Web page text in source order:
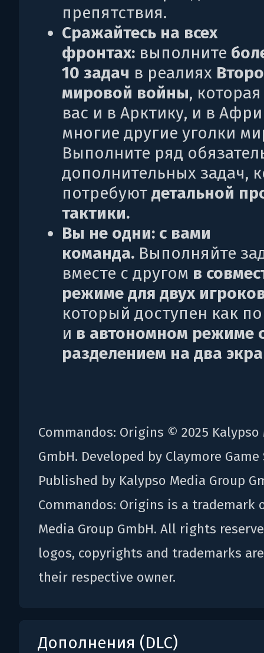
препятствия.
Сражайтесь на всех
фронтах: выполните
10 задач в реалиях
мировой войны,
вас и в Арктику, и в
многие другие уголки
Выполните ряд
дополнительных задач,
потребуют детальной
тактики.
Вы не одни: с вами
команда. Выполняйте
вместе с другом в
режиме для двух
который доступен как по
и в автономном режиме
разделением на два
Commandos: Origins © 2025 Kalypso
GmbH. Developed by Claymore
Published by Kalypso Media Group
Commandos: Origins is a trademark
Media Group GmbH. All rights
logos, copyrights and trademarks
their respective owner.
Дополнения (DLC)